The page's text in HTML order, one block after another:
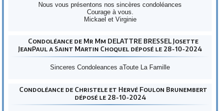
Nous vous présentons nos sincères condoléances
Courage à vous.
Mickael et Virginie
Condoléance de Mr Mm DELATTRE BRESSEL Josette
JeanPaul a Saint Martin Choquel déposé le 28-10-2024
Sinceres Condoleances aToute La Famille
Condoléance de Christele et Hervé Foulon Brunembert
déposé le 28-10-2024